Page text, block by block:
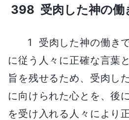
398 受肉した神の働
1 受肉した神の働き
に従う人々に正確な言葉
旨を残せるため、受肉し
に向けられた心とを、後
を受け入れる人々により